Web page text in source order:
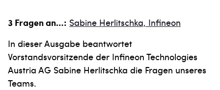
3 Fragen an…: Sabine Herlitschka, Infineon
In dieser Ausgabe beantwortet
Vorstandsvorsitzende der Infineon Technologies
Austria AG Sabine Herlitschka die Fragen unseres
Teams.